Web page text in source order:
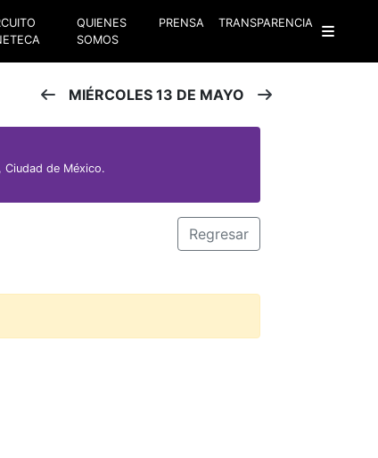
QUIENES
SOMOS
PRENSA TRANSPARENCIA
MIÉRCOLES 13 DE MAYO
de México.
Regresar